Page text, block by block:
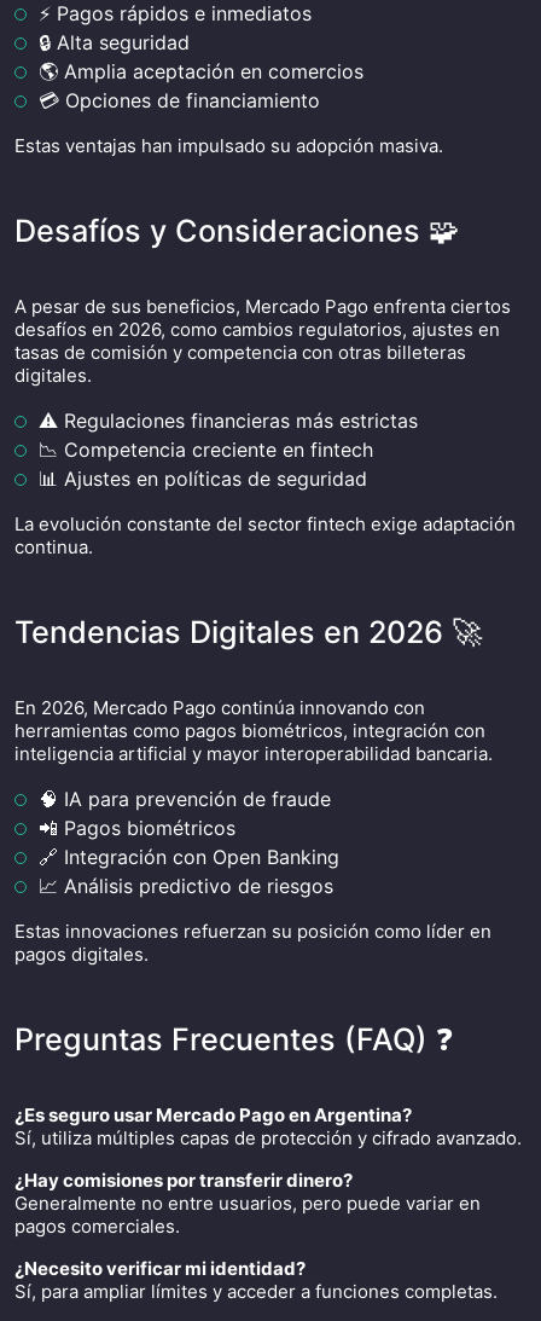
⚡ Pagos rápidos e inmediatos
🔒 Alta seguridad
🌎 Amplia aceptación en comercios
💳 Opciones de financiamiento
Estas ventajas han impulsado su adopción masiva.
Desafíos y Consideraciones 🧩
A pesar de sus beneficios, Mercado Pago enfrenta ciertos
desafíos en 2026, como cambios regulatorios, ajustes en
tasas de comisión y competencia con otras billeteras
digitales.
⚠️ Regulaciones financieras más estrictas
📉 Competencia creciente en fintech
📊 Ajustes en políticas de seguridad
La evolución constante del sector fintech exige adaptación
continua.
Tendencias Digitales en 2026 🚀
En 2026, Mercado Pago continúa innovando con
herramientas como pagos biométricos, integración con
inteligencia artificial y mayor interoperabilidad bancaria.
🧠 IA para prevención de fraude
📲 Pagos biométricos
🔗 Integración con Open Banking
📈 Análisis predictivo de riesgos
Estas innovaciones refuerzan su posición como líder en
pagos digitales.
Preguntas Frecuentes (FAQ) ❓
¿Es seguro usar Mercado Pago en Argentina?
Sí, utiliza múltiples capas de protección y cifrado avanzado.
¿Hay comisiones por transferir dinero?
Generalmente no entre usuarios, pero puede variar en
pagos comerciales.
¿Necesito verificar mi identidad?
Sí, para ampliar límites y acceder a funciones completas.